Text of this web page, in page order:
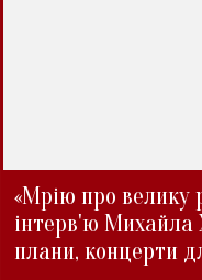
«Мрію про велику
інтерв'ю Михайла
плани, концерти